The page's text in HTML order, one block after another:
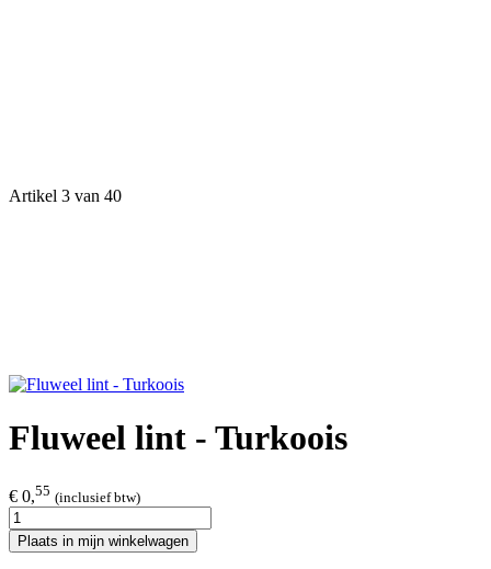
Artikel 3 van 40
Fluweel lint - Turkoois
€ 0,55 (inclusief btw)
Plaats in mijn winkelwagen